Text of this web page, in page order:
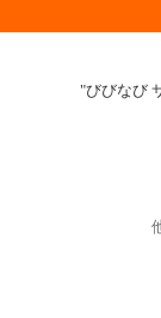
"びびなび